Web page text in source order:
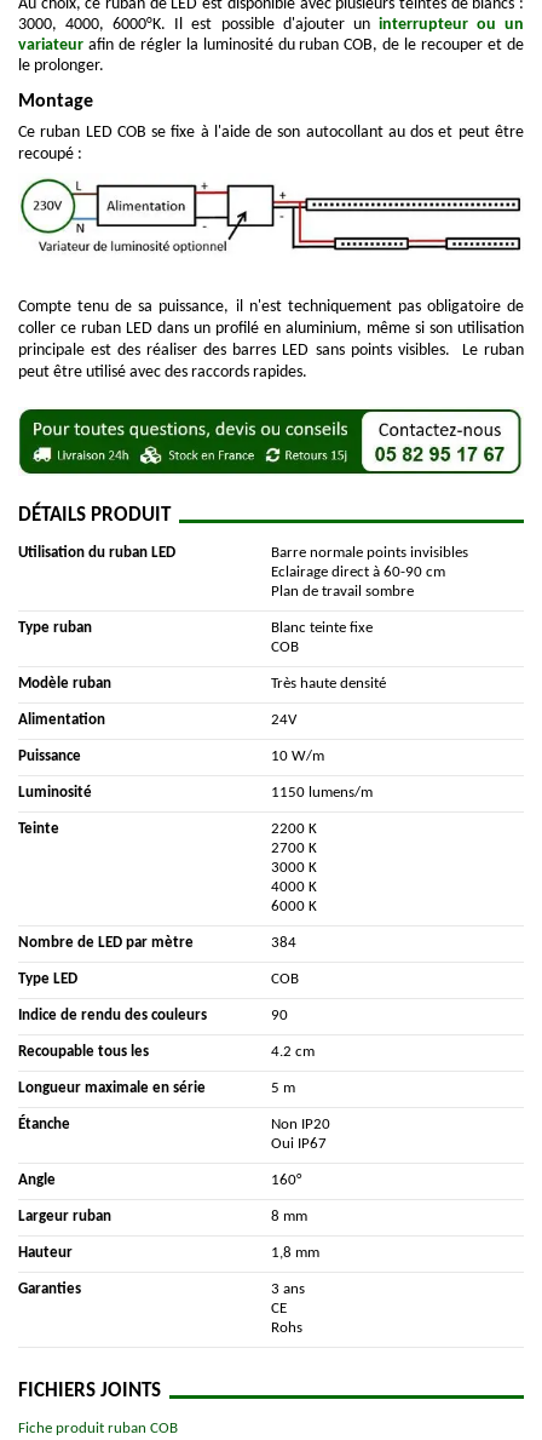
Au choix, ce ruban de LED est disponible avec plusieurs teintes de blancs :
3000, 4000, 6000°K. Il est possible d'ajouter un interrupteur ou un
variateur afin de régler la luminosité du ruban COB, de le recouper et de
le prolonger.
Montage
Ce ruban LED COB se fixe à l'aide de son autocollant au dos et peut être
recoupé :
Compte tenu de sa puissance, il n'est techniquement pas obligatoire de
coller ce ruban LED dans un profilé en aluminium, même si son utilisation
principale est des réaliser des barres LED sans points visibles. Le ruban
peut être utilisé avec des raccords rapides.
DÉTAILS PRODUIT
Utilisation du ruban LED
Barre normale points invisibles
Eclairage direct à 60-90 cm
Plan de travail sombre
Type ruban
Blanc teinte fixe
COB
Modèle ruban Très haute densité
Alimentation 24V
Puissance 10 W/m
Luminosité 1150 lumens/m
Teinte
2200 K
2700 K
3000 K
4000 K
6000 K
Nombre de LED par mètre 384
Type LED COB
Indice de rendu des couleurs 90
Recoupable tous les 4.2 cm
Longueur maximale en série 5 m
Étanche
Non IP20
Oui IP67
Angle 160°
Largeur ruban 8 mm
Hauteur 1,8 mm
Garanties
3 ans
CE
Rohs
FICHIERS JOINTS
Fiche produit ruban COB